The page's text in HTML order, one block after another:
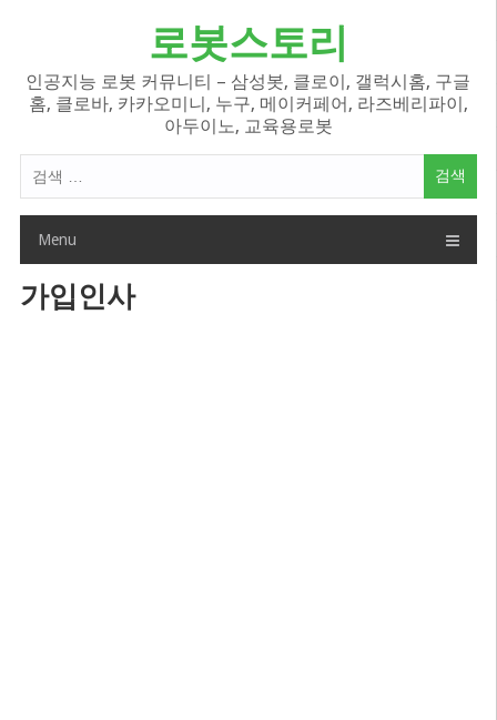
로봇스토리
인공지능 로봇 커뮤니티 – 삼성봇, 클로이, 갤럭시홈, 구글
홈, 클로바, 카카오미니, 누구, 메이커페어, 라즈베리파이,
아두이노, 교육용로봇
색
Menu
가입인사